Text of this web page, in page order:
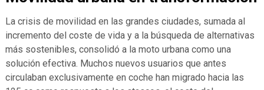
La crisis de movilidad en las grandes ciudades, sumada al
incremento del coste de vida y a la búsqueda de alternativas
más sostenibles, consolidó a la moto urbana como una
solución efectiva. Muchos nuevos usuarios que antes
circulaban exclusivamente en coche han migrado hacia las